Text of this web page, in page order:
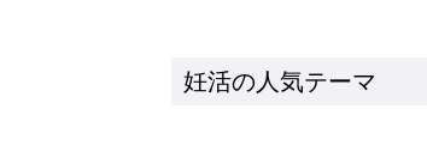
妊活の人気テーマ